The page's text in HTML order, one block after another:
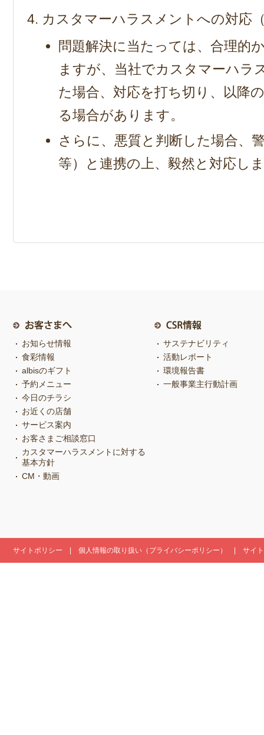
カスタマーハラスメントへの対応
問題解決に当たっては、合理的
ますが、当社でカスタマーハラ
た場合、対応を打ち切り、以降
る場合があります。
さらに、悪質と判断した場合、
等）と連携の上、毅然と対応し
お知らせ情報
食彩情報
albisのギフト
予約メニュー
今日のチラシ
お近くの店舗
サービス案内
お客さまご相談窓口
カスタマーハラスメントに対する
基本方針
CM・動画
サステナビリティ
活動レポート
環境報告書
一般事業主行動計画
サイトポリシー 個人情報の取り扱い（プライバシーポリシー） サイ